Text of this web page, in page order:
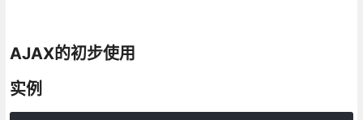
AJAX的初步使用
实例